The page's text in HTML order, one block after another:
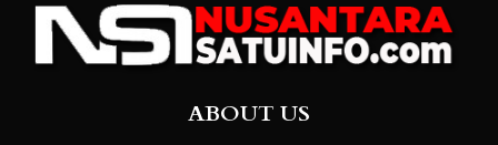
ABOUT US